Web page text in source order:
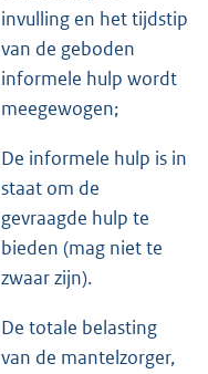
invulling en het tijdstip
van de geboden
informele hulp wordt
meegewogen;
De informele hulp is in
staat om de
gevraagde hulp te
bieden (mag niet te
zwaar zijn).
De totale belasting
van de mantelzorger,